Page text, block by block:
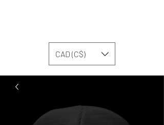
CAD (C$)